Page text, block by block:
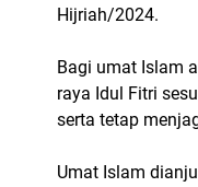
Hijriah/2024.
Bagi umat Islam
raya Idul Fitri
serta tetap
Umat Islam